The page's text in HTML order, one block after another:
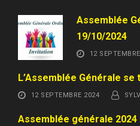
Assemblée
19/10/2024
12
L’Assemblée Générale
12 SEPTEMBRE 2024
Assemblée générale 2024